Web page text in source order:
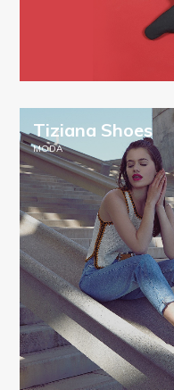
Tiziana Shoes
MODA